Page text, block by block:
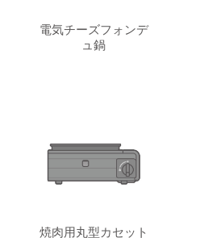
電気チーズフォンデ
ュ鍋
焼肉用丸型カセット